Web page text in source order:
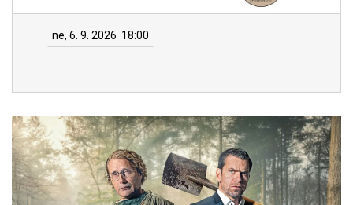
ne, 6. 9. 2026 18:00